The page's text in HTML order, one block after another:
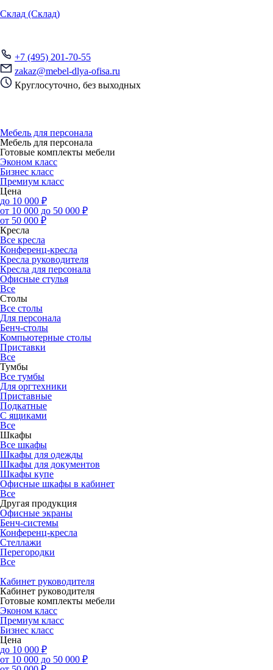
Склад (Склад)
+7 (495) 201-70-55
zakaz@mebel-dlya-ofisa.ru
Круглосуточно, без выходных
Мебель для персонала
Мебель для персонала
Готовые комплекты мебели
Эконом класс
Бизнес класс
Премиум класс
Цена
до 10 000 ₽
от 10 000 до 50 000 ₽
от 50 000 ₽
Кресла
Все кресла
Конференц-кресла
Кресла руководителя
Кресла для персонала
Офисные стулья
Все
Столы
Все столы
Для персонала
Бенч-столы
Компьютерные столы
Приставки
Все
Тумбы
Все тумбы
Для оргтехники
Приставные
Подкатные
С ящиками
Все
Шкафы
Все шкафы
Шкафы для одежды
Шкафы для документов
Шкафы купе
Офисные шкафы в кабинет
Все
Другая продукция
Офисные экраны
Бенч-системы
Конференц-кресла
Стеллажи
Перегородки
Все
Кабинет руководителя
Кабинет руководителя
Готовые комплекты мебели
Эконом класс
Премиум класс
Бизнес класс
Цена
до 10 000 ₽
от 10 000 до 50 000 ₽